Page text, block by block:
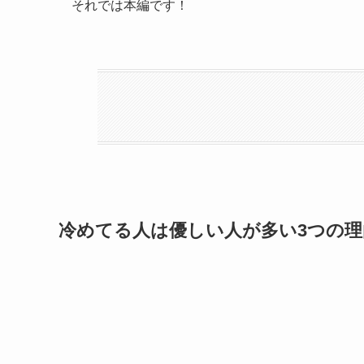
それでは本編です！
冷めてる人は優しい人が多い3つの